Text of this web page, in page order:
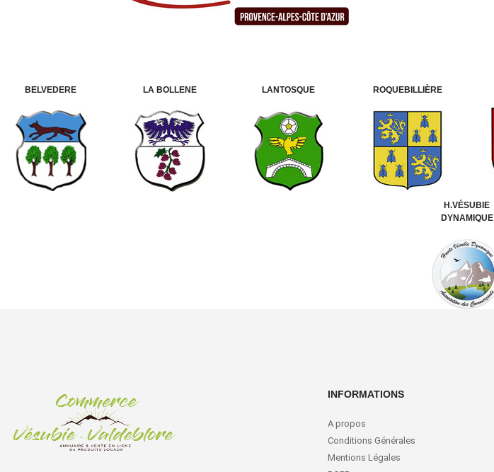
BELVEDERE LA BOLLENE LANTOSQUE ROQUEBILLIÈRE
H.VÉSUBIE
DYNAMIQUE
INFORMATIONS
A propos
Conditions Générales
Mentions Légales